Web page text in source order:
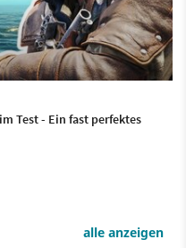
Test - Ein fast perfektes
alle anzeigen